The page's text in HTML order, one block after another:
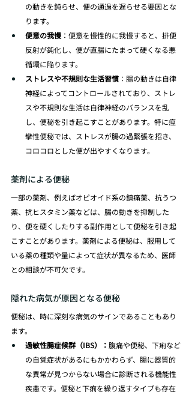
の動きを鈍らせ、便の通過を遅らせる要因とな
ります。
便意の我慢 ：便意を慢性的に我慢すると、排便
反射が鈍化し、便が直腸にたまって硬くなる悪
循環に陥ります。
ストレスや不規則な生活習慣 ：腸の動きは自律
神経によってコントロールされており、ストレ
スや不規則な生活は自律神経のバランスを乱
し、便秘を引き起こすことがあります。特に痙
攣性便秘では、ストレスが腸の過緊張を招き、
コロコロとした便が出やすくなります。
薬剤による便秘
一部の薬剤、例えばオピオイド系の鎮痛薬、抗うつ
薬、抗ヒスタミン薬などは、腸の動きを抑制した
り、便を硬くしたりする副作用として便秘を引き起
こすことがあります。薬剤による便秘は、服用して
いる薬の種類や量によって症状が異なるため、医師
との相談が不可欠です。
隠れた病気が原因となる便秘
便秘は、時に深刻な病気のサインであることもあり
ます。
過敏性腸症候群（IBS）： 腹痛や便秘、下痢など
の自覚症状があるにもかかわらず、腸に器質的
な異常が見つからない場合に診断される機能性
疾患です。便秘と下痢を繰り返すタイプも存在